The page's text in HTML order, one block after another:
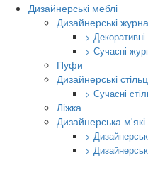
Дизайнерські меблі
Дизайнерські
>
> Сучасні
Пуфи
Дизайнерські
> Сучасні
Ліжка
Дизайнерська м'які
>
>